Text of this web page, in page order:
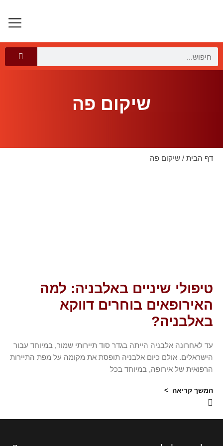
שיקום פה
דף הבית / שיקום פה
טיפולי שיניים באלבניה: למה
האירופאים בוחרים דווקא
באלבניה?
עד לאחרונה אלבניה הייתה בגדר סוד תיירותי שמור, במיוחד עבור
הישראלים. אולם כיום אלבניה תופסת את מקומה על מפת התיירות
הרפואית של אירופה, במיוחד בכל
המשך קריאה >